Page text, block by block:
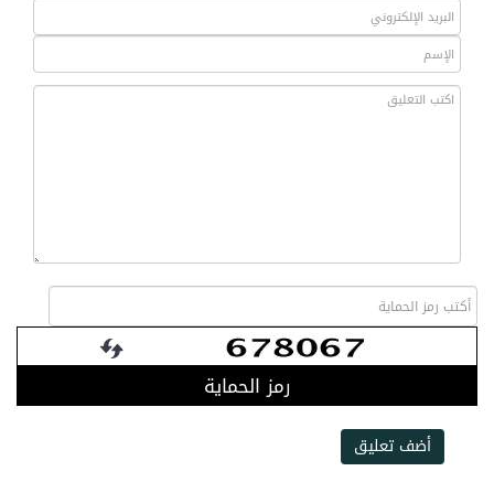
رمز الحماية
أضف تعليق